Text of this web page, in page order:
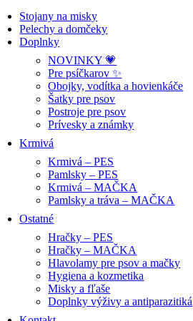
Stojany na misky
Pelechy a domčeky
Doplnky
NOVINKY 💗
Pre psíčkarov ✨
Obojky, vodítka a hovienkáče
Šatky pre psov
Postroje pre psov
Prívesky a známky
Krmivá
Krmivá – PES
Pamlsky – PES
Krmivá – MAČKA
Pamlsky a tráva – MAČKA
Ostatné
Hračky – PES
Hračky – MAČKA
Hlavolamy pre psov a mačky
Hygiena a kozmetika
Misky a fľaše
Doplnky výživy a antiparazitiká